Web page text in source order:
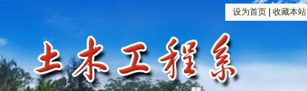
设为首页 收藏本站